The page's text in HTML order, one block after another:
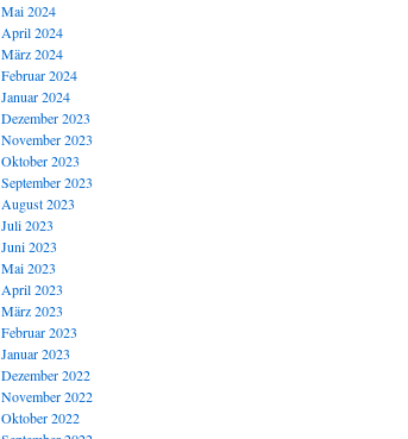
Mai 2024
April 2024
März 2024
Februar 2024
Januar 2024
Dezember 2023
November 2023
Oktober 2023
September 2023
August 2023
Juli 2023
Juni 2023
Mai 2023
April 2023
März 2023
Februar 2023
Januar 2023
Dezember 2022
November 2022
Oktober 2022